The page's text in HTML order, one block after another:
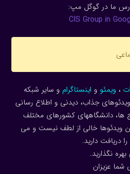
ما در گوگل مپ:
CIS Group in
، ویمئو و اینستاگرام و سایر شبکه
جذاب، دیدنی و اطلاع رسانی
ها، دانشگاههای کشورهای مختلف
ویدئوها خالی از لطف نیست و می
دریافت دارید.
نگذارید.
عزیزان